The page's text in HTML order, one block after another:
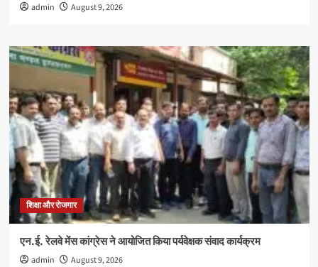
admin August 9, 2026
शिक्षा और रोजगार
एन.ई. रेलवे मेंस कांग्रेस ने आयोजित किया पर्यवेक्षक संवाद कार्यक्रम
admin August 9, 2026